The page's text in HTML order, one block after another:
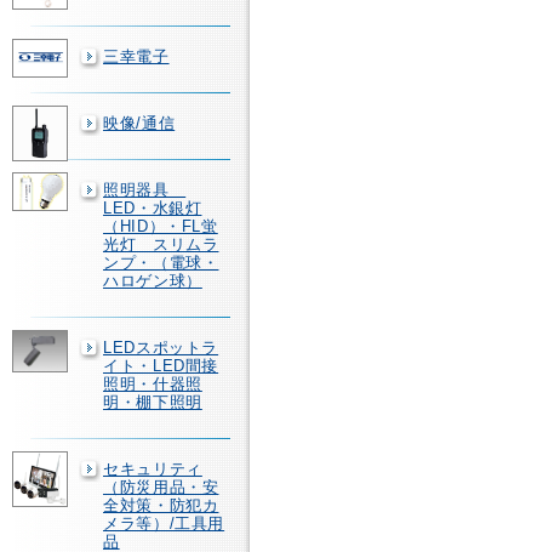
三幸電子
映像/通信
照明器具
LED・水銀灯
（HID）・FL蛍
光灯 スリムラ
ンプ・（電球・
ハロゲン球）
LEDスポットラ
イト・LED間接
照明・什器照
明・棚下照明
セキュリティ
（防災用品・安
全対策・防犯カ
メラ等）/工具用
品